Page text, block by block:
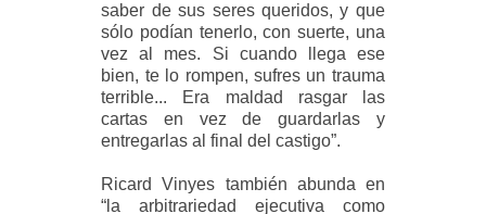
saber de sus seres queridos, y que
sólo podían tenerlo, con suerte, una
vez al mes. Si cuando llega ese
bien, te lo rompen, sufres un trauma
terrible... Era maldad rasgar las
cartas en vez de guardarlas y
entregarlas al final del castigo”.
Ricard Vinyes también abunda en
“la arbitrariedad ejecutiva como